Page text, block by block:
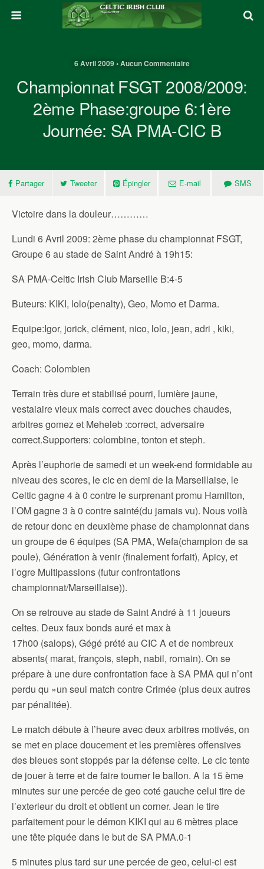
6 Avril 2009 • Aucun Commentaire
Championnat FSGT 2008/2009:
2ème Phase:groupe 6:1ère
Journée: SA PMA-CIC B
Partager Tweeter Épingler E-mail SMS
Victoire dans la douleur…………
Lundi 6 Avril 2009: 2ème phase du championnat FSGT,
Groupe 6 au stade de Saint André à 19h15:
SA PMA-Celtic Irish Club Marseille B:4-5
Buteurs: KIKI, lolo(penalty), Geo, Momo et Darma.
Equipe:Igor, jorick, clément, nico, lolo, jean, adri , kiki,
geo, momo, darma.
Coach: Colombien
Terrain très dure et stabilisé pourri, lumière jaune,
vestaiaire vieux mais correct avec douches chaudes,
arbitres gomez et Meheleb :correct, adversaire
correct.Supporters: colombine, tonton et steph.
Après l’euphorie de samedi et un week-end formidable au
niveau des scores, le cic en demi de la Marseillaise, le
Celtic gagne 4 à 0 contre le surprenant promu Hamilton,
l’OM gagne 3 à 0 contre sainté(du jamais vu). Nous voilà
de retour donc en deuxième phase de championnat dans
un groupe de 6 équipes (SA PMA, Wefa(champion de sa
poule), Génération à venir (finalement forfait), Apicy, et
l’ogre Multipassions (futur confrontations
championnat/Marseillaise)).
On se retrouve au stade de Saint André à 11 joueurs
celtes. Deux faux bonds auré et max à
17h00 (salops), Gégé prété au CIC A et de nombreux
absents( marat, françois, steph, nabil, romain). On se
prépare à une dure confrontation face à SA PMA qui n’ont
perdu qu »un seul match contre Crimée (plus deux autres
par pénalitée).
Le match débute à l’heure avec deux arbitres motivés, on
se met en place doucement et les premières offensives
des bleues sont stoppés par la défense celte. Le cic tente
de jouer à terre et de faire tourner le ballon. A la 15 ème
minutes sur une percée de geo coté gauche celui tire de
l’exterieur du droit et obtient un corner. Jean le tire
parfaitement pour le démon KIKI qui au 6 mètres place
une tête piquée dans le but de SA PMA.0-1
5 minutes plus tard sur une percée de geo, celui-ci est